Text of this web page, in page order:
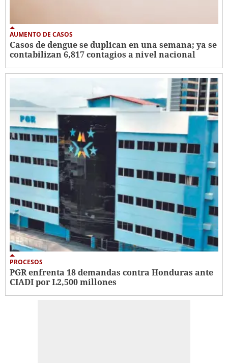
AUMENTO DE CASOS
Casos de dengue se duplican en una semana; ya se
contabilizan 6,817 contagios a nivel nacional
PROCESOS
PGR enfrenta 18 demandas contra Honduras ante
CIADI por L2,500 millones